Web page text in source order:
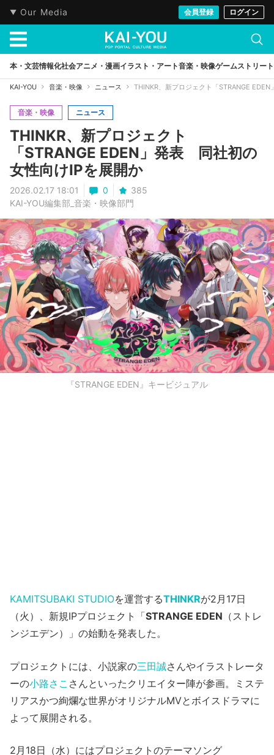
Our Media 会員登録 ログイン
本・文芸情報化社会アニメ・漫画イラスト・アート音楽・映像ゲームストリート
KAI-YOU 音楽・映像 ニュース THINKR、新プロジェクト「STRANGE
音楽・映像 ニュース
THINKR、新プロジェクト
「STRANGE EDEN」発表 同社初の
女性向けIPを展開か
2026.02.17 18:01 0
385
KAI-YOU編集部_音楽・映像部門
『STRANGE EDEN』キービジュアル
KAMITSUBAKI STUDIOを運営するTHINKRが2月17日
（火）、新規IPプロジェクト「STRANGE EDEN （ストレ
ンジエデン）」の始動を発表した。
プロジェクトには、小説家の三田誠さんやイラストレータ
ーの小路さこ さんといったクリエイター陣が参画。ミステ
リアスかつ絢爛な世界がオリジナルMVとボイスドラマに
よって展開される。
2月18日（水）にはプロジェクトのテーマソング